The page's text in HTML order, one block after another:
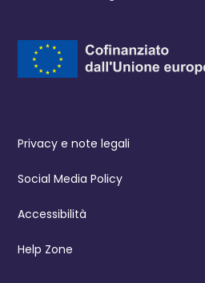
Privacy e note legali
Social Media Policy
Accessibilità
Help Zone